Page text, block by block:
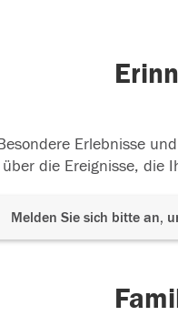
Erlebnisse
die Ereignisse, die
Melden Sie sich bitte an,